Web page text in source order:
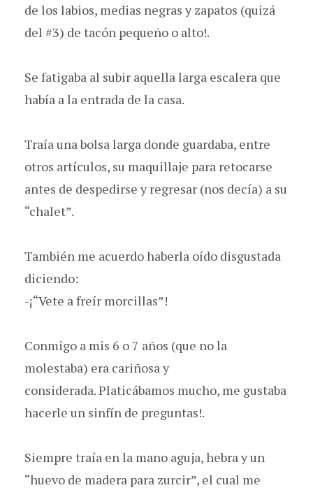
de los labios, medias negras y zapatos (quizá
del #3) de tacón pequeño o alto!.
Se fatigaba al subir aquella larga escalera que
había a la entrada de la casa.
Traía una bolsa larga donde guardaba, entre
otros artículos, su maquillaje para retocarse
antes de despedirse y regresar (nos decía) a su
“chalet”.
También me acuerdo haberla oído disgustada
diciendo:
-¡“Vete a freír morcillas”!
Conmigo a mis 6 o 7 años (que no la
molestaba) era cariñosa y
considerada. Platicábamos mucho, me gustaba
hacerle un sinfín de preguntas!.
Siempre traía en la mano aguja, hebra y un
“huevo de madera para zurcir”, el cual me